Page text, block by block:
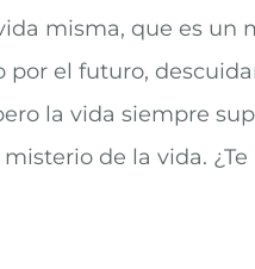
misma, que es un
el futuro,
la vida siempre
de la vida.